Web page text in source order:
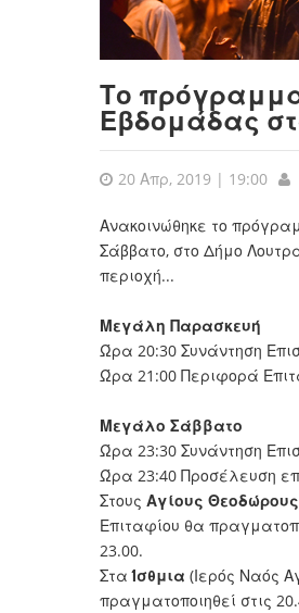
Το
Εβδομάδας
20 Απρ, 2019 | 19:00
Ανακοινώθηκε το
Σάββατο, στο Δήμο
περιοχή...
Μεγάλη Παρασκευή
Ώρα 20:30 Συνάντηση
Ώρα 21:00 Περιφορά
Μεγάλο Σάββατο
Ώρα 23:30 Συνάντηση
Ώρα 23:40 Προσέλευση
Στους Αγίους Θεοδώρους
Επιταφίου θα
23.00.
ΣταΊσθμια (Ιερός Ναός
πραγματοποιηθεί στις